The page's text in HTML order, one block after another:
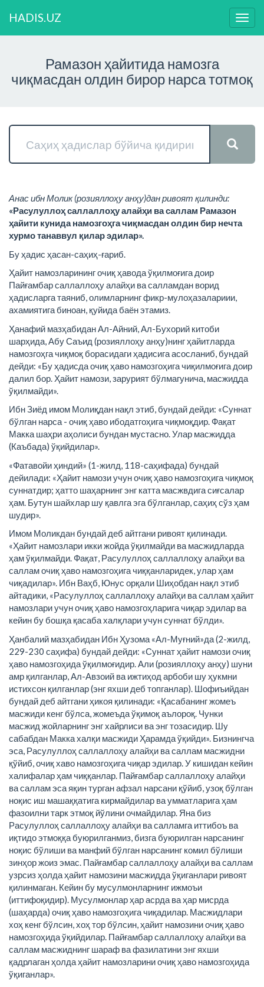
HADIS.UZ
Рамазон ҳайитида намозга
чиқмасдан олдин бирор нарса тотмоқ
Анас ибн Молик (розияллоҳу анҳу)дан ривоят қилинди:
«Расулуллоҳ саллаллоҳу алайҳи ва саллам Рамазон
ҳайити кунида намозгоҳга чиқмасдан олдин бир нечта
хурмо танаввул қилар эдилар».
Бу ҳадис ҳасан-саҳиҳ-ғариб.
Ҳайит намозларининг очиқ ҳавода ўқилмоғига доир
Пайғамбар саллаллоҳу алайҳи ва салламдан ворид
ҳадисларга таяниб, олимларнинг фикр-мулоҳазалариии,
ахамиятига биноан, қуйида баён этамиз.
Ҳанафий мазҳабидан Ал-Айний, Ал-Бухорий китоби
шарҳида, Абу Саъид (розияллоҳу анҳу)нинг ҳайитларда
намозгоҳга чиқмоқ борасидаги ҳадисига асосланиб, бундай
дейди: «Бу ҳадисда очиқ ҳаво намозгоҳига чиқилмоғига доир
далил бор. Ҳайит намози, зарурият бўлмагунича, масжидда
ўқилмайди».
Ибн Зиёд имом Молиқдан нақл этиб, бундай дейди: «Суннат
бўлган нарса - очиқ ҳаво ибодатгоҳига чиқмоқдир. Фақат
Макка шаҳри аҳолиси бундан мустасно. Улар масжидда
(Каъбада) ўқийдилар».
«Фатавойи ҳиндий» (1-жилд, 118-саҳифада) бундай
дейилади: «Ҳайит намози учун очиқ ҳаво намозгоҳига чиқмоқ
суннатдир; ҳатто шаҳарнинг энг катта масжвдига сиғсалар
ҳам. Бутун шайхлар шу қавлга эга бўлганлар, саҳиҳ сўз ҳам
шудир».
Имом Моликдан бундай деб айтгани ривоят қилинади.
«Ҳайит намозлари икки жойда ўқилмайди ва масжидларда
ҳам ўқилмайди. Фақат, Расулуллоҳ саллаллоҳу алайҳи ва
саллам очиқ ҳаво намозгоҳига чиққанларидек, улар ҳам
чиқадилар». Ибн Ваҳб, Юнус орқали Шиҳобдан нақл этиб
айтадики, «Расулуллоҳ саллаллоҳу алайҳи ва саллам ҳайит
намозлари учун очиқ ҳаво намозгоҳларига чиқар эдилар ва
кейин бу бошқа қасаба халқлари учун суннат бўлди».
Ҳанбалий мазҳабидан Ибн Ҳузома «Ал-Муғний»да (2-жилд,
229-230 саҳифа) бундай дейди: «Суннат ҳайит намози очиқ
ҳаво намозгоҳида ўқилмоғидир. Али (розияллоҳу анҳу) шуни
амр қилганлар, Ал-Авзоий ва ижтиҳод арбоби шу ҳукмни
истихсон қилганлар (энг яхши деб топганлар). Шофиъийдан
бундай деб айтгани ҳикоя қилинади: «Қасабанинг жомеъ
масжиди кенг бўлса, жомеъда ўқимоқ аълороқ. Чунки
масжид жойларнинг энг хайрлиси ва энг тозасидир. Шу
сабабдан Макка халқи масжиди Ҳарамда ўқийди». Бизнингча
эса, Расулуллоҳ саллаллоҳу алайҳи ва саллам масжидни
қўйиб, очиқ хаво намозгоҳига чиқар эдилар. У кишидан кейин
халифалар ҳам чиққанлар. Пайғамбар саллаллоҳу алайҳи
ва саллам эса яқин турган афзал нарсани қўйиб, узоқ бўлган
ноқис иш машаққатига кирмайдилар ва умматларига ҳам
фазоилни тарк этмоқ йўлини очмайдилар. Яна биз
Расулуллоҳ саллаллоҳу алайҳи ва салламга иттибоъ ва
иқтидо этмоққа буюрилганмиз, бизга буюрилган нарсанинг
ноқис бўлиши ва манфий бўлган нарсанинг комил бўлиши
зинҳор жоиз эмас. Пайғамбар саллаллоҳу алайҳи ва саллам
узрсиз ҳолда ҳайит намозини масжидда ўқиганлари ривоят
қилинмаган. Кейин бу мусулмонларнинг ижмоъи
(иттифоқидир). Мусулмонлар ҳар асрда ва ҳар мисрда
(шаҳарда) очиқ ҳаво намозгоҳига чиқадилар. Масжидлари
хоҳ кенг бўлсин, хоҳ тор бўлсин, ҳайит намозини очиқ ҳаво
намозгоҳида ўқийдилар. Пайғамбар саллаллоҳу алайҳи ва
саллам масжиднинг шараф ва фазилатини энг яхши
қадрлаган ҳолда ҳайит намозларини очиқ ҳаво намозгоҳида
ўқиганлар».